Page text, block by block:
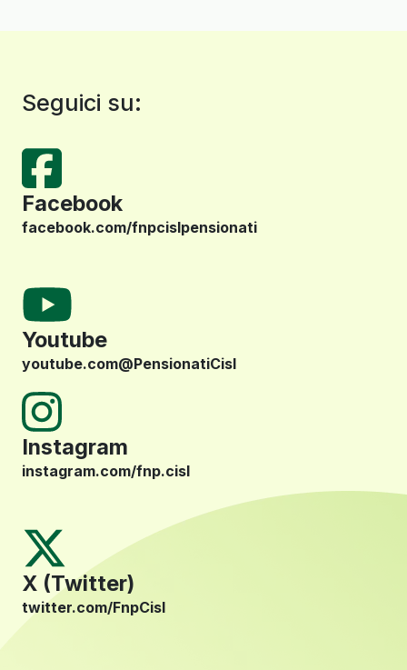
Seguici su:
Facebook
facebook.com/fnpcislpensionati
Youtube
youtube.com@PensionatiCisl
Instagram
instagram.com/fnp.cisl
X (Twitter)
twitter.com/FnpCisl